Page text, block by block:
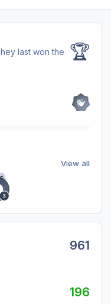
last won the
🏆
View all
961
196